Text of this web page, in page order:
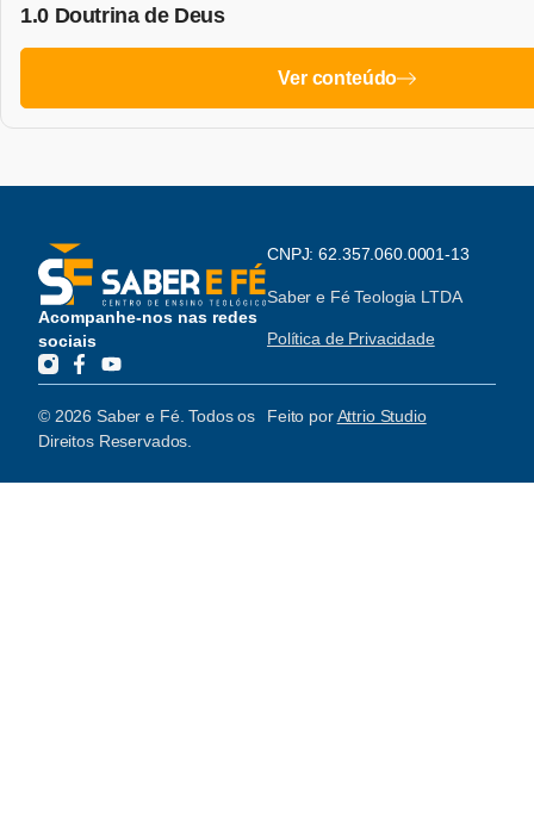
1.0 Doutrina de Deus
Ver conteúdo
Acompanhe-nos nas redes
sociais
CNPJ: 62.357.060.0001-13
Saber e Fé Teologia LTDA
Política de Privacidade
© 2026 Saber e Fé. Todos os
Direitos Reservados.
Feito porAttrio Studio